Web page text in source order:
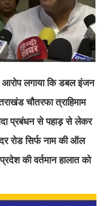
आरोप लगाया कि डबल इंजन
चौतरफा त्राहिमाम
प्रबंधन से पहाड़ से लेकर
रोड सिर्फ नाम की ऑल
की वर्तमान हालात को